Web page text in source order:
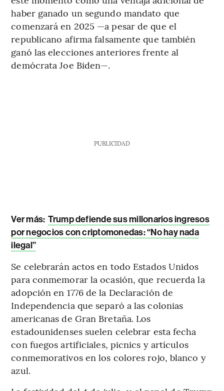
haber ganado un segundo mandato que
comenzará en 2025 —a pesar de que el
republicano afirma falsamente que también
ganó las elecciones anteriores frente al
demócrata Joe Biden—.
PUBLICIDAD
Ver más: Trump defiende sus millonarios ingresos
por negocios con criptomonedas: “No hay nada
ilegal”
Se celebrarán actos en todo Estados Unidos
para conmemorar la ocasión, que recuerda la
adopción en 1776 de la Declaración de
Independencia que separó a las colonias
americanas de Gran Bretaña. Los
estadounidenses suelen celebrar esta fecha
con fuegos artificiales, picnics y artículos
conmemorativos en los colores rojo, blanco y
azul.